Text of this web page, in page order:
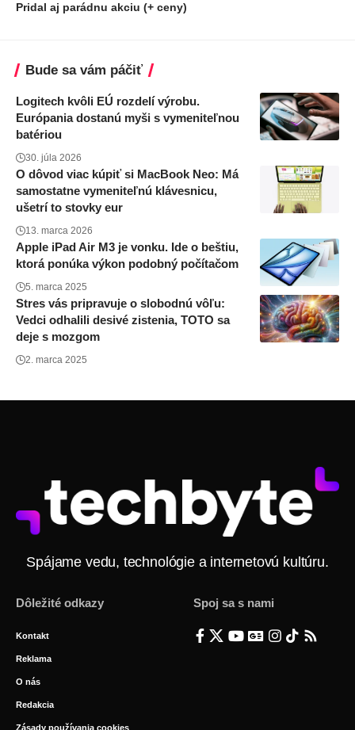
Pridal aj parádnu akciu (+ ceny)
Bude sa vám páčiť
Logitech kvôli EÚ rozdelí výrobu.
Európania dostanú myši s vymeniteľnou
batériou
30. júla 2026
O dôvod viac kúpiť si MacBook Neo: Má
samostatne vymeniteľnú klávesnicu,
ušetrí to stovky eur
13. marca 2026
Apple iPad Air M3 je vonku. Ide o beštiu,
ktorá ponúka výkon podobný počítačom
5. marca 2025
Stres vás pripravuje o slobodnú vôľu:
Vedci odhalili desivé zistenia, TOTO sa
deje s mozgom
2. marca 2025
Spájame vedu, technológie a internetovú kultúru.
Dôležité odkazy
Kontakt
Reklama
O nás
Redakcia
Zásady používania cookies
Spoj sa s nami